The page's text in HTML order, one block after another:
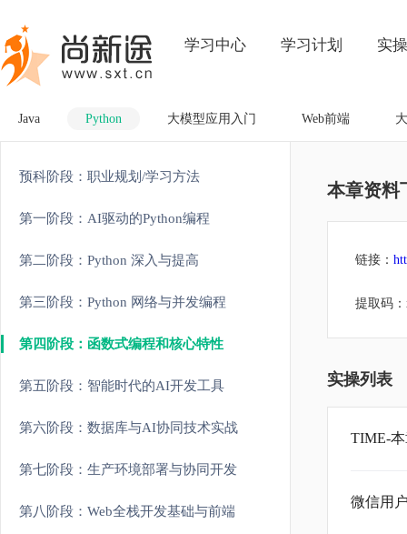
学习中心 学习计划 实操
Java Python 大模型应用入门 Web前端
预科阶段：职业规划/学习方法
第一阶段：AI驱动的Python编程
第二阶段：Python 深入与提高
第三阶段：Python 网络与并发编程
第四阶段：函数式编程和核心特性
第五阶段：智能时代的AI开发工具
第六阶段：数据库与AI协同技术实战
第七阶段：生产环境部署与协同开发
第八阶段：Web全栈开发基础与前端
本章资料
链接：
提取码
实操列表
TIME-
微信用